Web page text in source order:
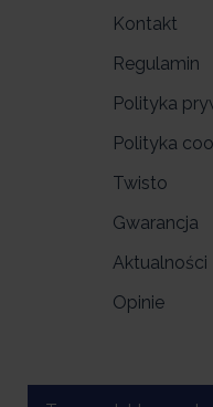
Kontakt
Regulamin
Polityka
Polityka
Twisto
Gwarancja
Aktualności
Opinie